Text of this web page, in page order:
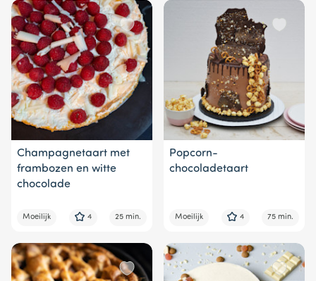
Champagnetaart met
frambozen en witte
chocolade
Moeilijk 4 25 min.
Popcorn-
chocoladetaart
Moeilijk 4 75 min.